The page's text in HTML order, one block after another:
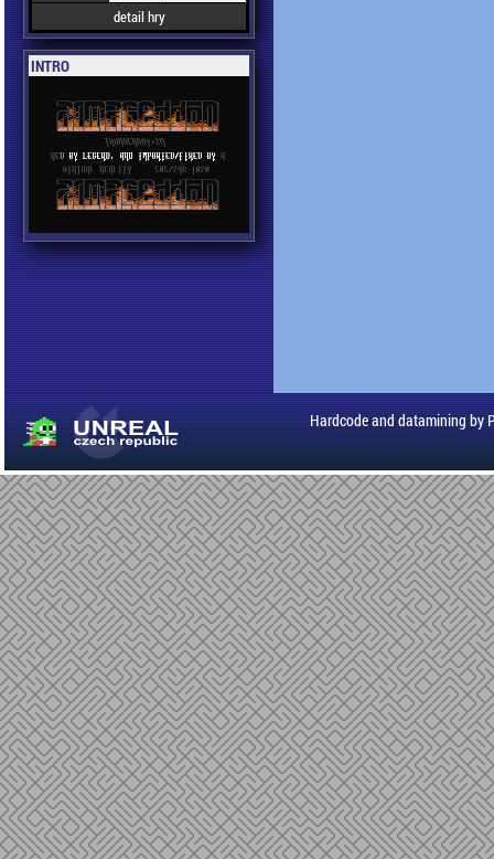
detail hry
INTRO
Hardcode and datamining by